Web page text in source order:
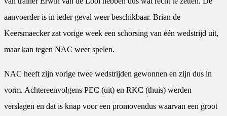
aanvoerder is in ieder geval weer beschikbaar. Brian de
Keersmaecker zat vorige week een schorsing van één wedstrijd uit,
maar kan tegen NAC weer spelen.
NAC heeft zijn vorige twee wedstrijden gewonnen en zijn dus in
vorm. Achtereenvolgens PEC (uit) en RKC (thuis) werden
verslagen en dat is knap voor een promovendus waarvan een groot